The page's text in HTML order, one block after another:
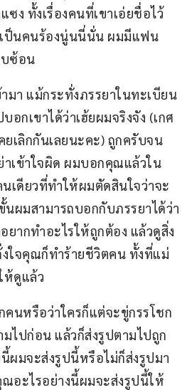
ซง ทั้งเรื่องคนที่เขาเอ่ยชื่อไว้
ป็นคนร้องนู่นนี่นั่น ผมมีแฟน
บซ้อน
ามา แม้กระทั่งภรรยาในทะเบียน
อกเขาได้ว่าเฮ้ยผมจริงจัง (เกศ
เลิกกันเลยนะคะ) ถูกครับจน
เข้าใจผิด ผมบอกคุณแล้วใน
เดียวที่ทำให้ผมตัดสินใจว่าจะ
นผมสามารถบอกกับภรรยาได้ว่า
ยากทำอะไรให้ถูกต้อง แล้วดูสิ่ง
ใจคุณก็ทำร้ายชีวิตคน ทั้งที่แม่
ห้ดูแล้ว
คนหรือว่าใครก็แต่จะขู่กรรโชก
ไปก่อน แล้วก็ส่งรูปตามไปถูก
มจะส่งรูปนี้หรือไม่ก็ส่งรูปมา
อะไรอย่างนี้ผมจะส่งรูปนี้ให้